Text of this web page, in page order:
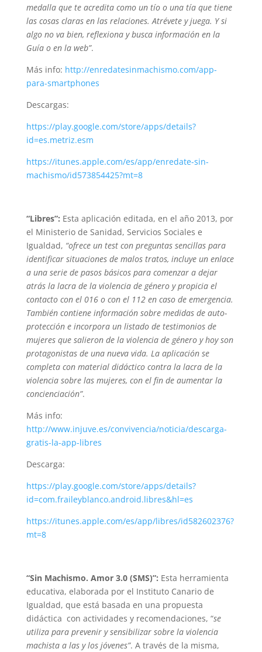
medalla que te acredita como un tío o una tía que tiene
las cosas claras en las relaciones. Atrévete y juega. Y si
algo no va bien, reflexiona y busca información en la
Guía o en la web”.
Más info: http://enredatesinmachismo.com/app-
para-smartphones
Descargas:
https://play.google.com/store/apps/details?
id=es.metriz.esm
https://itunes.apple.com/es/app/enredate-sin-
machismo/id573854425?mt=8
“Libres”: Esta aplicación editada, en el año 2013, por
el Ministerio de Sanidad, Servicios Sociales e
Igualdad, “ofrece un test con preguntas sencillas para
identificar situaciones de malos tratos, incluye un enlace
a una serie de pasos básicos para comenzar a dejar
atrás la lacra de la violencia de género y propicia el
contacto con el 016 o con el 112 en caso de emergencia.
También contiene información sobre medidas de auto-
protección e incorpora un listado de testimonios de
mujeres que salieron de la violencia de género y hoy son
protagonistas de una nueva vida. La aplicación se
completa con material didáctico contra la lacra de la
violencia sobre las mujeres, con el fin de aumentar la
concienciación”.
Más info:
http://www.injuve.es/convivencia/noticia/descarga-
gratis-la-app-libres
Descarga:
https://play.google.com/store/apps/details?
id=com.fraileyblanco.android.libres&hl=es
https://itunes.apple.com/es/app/libres/id582602376?
mt=8
“Sin Machismo. Amor 3.0 (SMS)”: Esta herramienta
educativa, elaborada por el Instituto Canario de
Igualdad, que está basada en una propuesta
didáctica con actividades y recomendaciones, “se
utiliza para prevenir y sensibilizar sobre la violencia
machista a las y los jóvenes”. A través de la misma,